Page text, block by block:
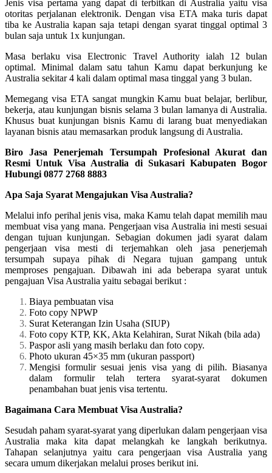
Jenis visa pertama yang dapat di terbitkan di Australia yaitu visa
otoritas perjalanan elektronik. Dengan visa ETA maka turis dapat
tiba ke Australia kapan saja tetapi dengan syarat tinggal optimal 3
bulan saja untuk 1x kunjungan.
Masa berlaku visa Electronic Travel Authority ialah 12 bulan
optimal. Minimal dalam satu tahun Kamu dapat berkunjung ke
Australia sekitar 4 kali dalam optimal masa tinggal yang 3 bulan.
Memegang visa ETA sangat mungkin Kamu buat belajar, berlibur,
bekerja, atau kunjungan bisnis selama 3 bulan lamanya di Australia.
Khusus buat kunjungan bisnis Kamu di larang buat menyediakan
layanan bisnis atau memasarkan produk langsung di Australia.
Biro Jasa Penerjemah Tersumpah Profesional Akurat dan
Resmi Untuk Visa Australia di Sukasari Kabupaten Bogor
Hubungi 0877 2768 8883
Apa Saja Syarat Mengajukan Visa Australia?
Melalui info perihal jenis visa, maka Kamu telah dapat memilih mau
membuat visa yang mana. Pengerjaan visa Australia ini mesti sesuai
dengan tujuan kunjungan. Sebagian dokumen jadi syarat dalam
pengerjaan visa mesti di terjemahkan oleh jasa penerjemah
tersumpah supaya pihak di Negara tujuan gampang untuk
memproses pengajuan. Dibawah ini ada beberapa syarat untuk
pengajuan Visa Australia yaitu sebagai berikut :
Biaya pembuatan visa
Foto copy NPWP
Surat Keterangan Izin Usaha (SIUP)
Foto copy KTP, KK, Akta Kelahiran, Surat Nikah (bila ada)
Paspor asli yang masih berlaku dan foto copy.
Photo ukuran 45×35 mm (ukuran passport)
Mengisi formulir sesuai jenis visa yang di pilih. Biasanya
dalam formulir telah tertera syarat-syarat dokumen
penambahan buat jenis visa tertentu.
Bagaimana Cara Membuat Visa Australia?
Sesudah paham syarat-syarat yang diperlukan dalam pengerjaan visa
Australia maka kita dapat melangkah ke langkah berikutnya.
Tahapan selanjutnya yaitu cara pengerjaan visa Australia yang
secara umum dikerjakan melalui proses berikut ini.